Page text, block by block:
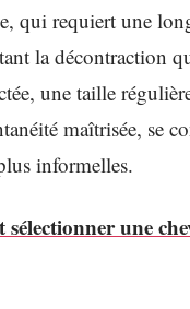
qui requiert une
la décontraction
une taille
maîtrisée, se
informelles.
sélectionner une